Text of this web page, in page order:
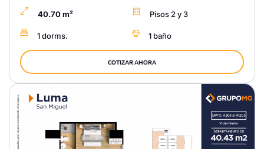
40.70 m² Pisos 2 y 3
1 dorms. 1 baño
COTIZAR AHORA